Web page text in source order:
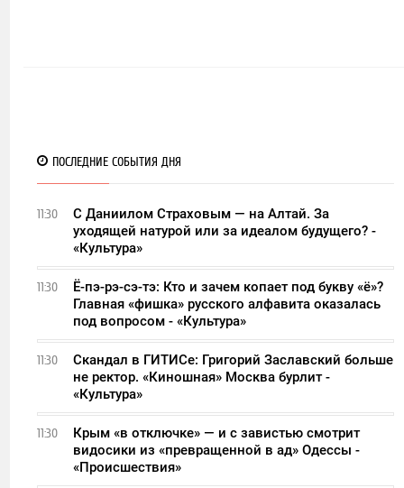
ПОСЛЕДНИЕ СОБЫТИЯ ДНЯ
11:30
С Даниилом Страховым — на Алтай. За
уходящей натурой или за идеалом будущего? -
«Культура»
11:30
Ё-пэ-рэ-сэ-тэ: Кто и зачем копает под букву «ё»?
Главная «фишка» русского алфавита оказалась
под вопросом - «Культура»
11:30
Скандал в ГИТИСе: Григорий Заславский больше
не ректор. «Киношная» Москва бурлит -
«Культура»
11:30
Крым «в отключке» — и с завистью смотрит
видосики из «превращенной в ад» Одессы -
«Происшествия»